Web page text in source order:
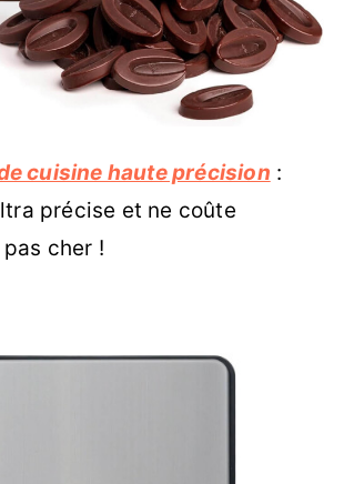
cuisine haute précision :
précise et ne coûte
cher !